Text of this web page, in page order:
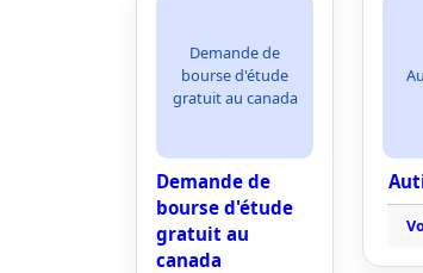
Demande de
bourse d'étude
gratuit au canada
Demande de
bourse d'étude
gratuit au
canada